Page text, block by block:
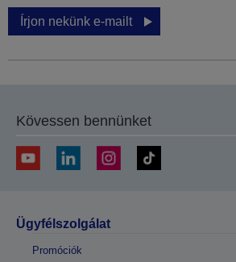
Írjon nekünk e-mailt
Kövessen bennünket
Ügyfélszolgálat
Promóciók